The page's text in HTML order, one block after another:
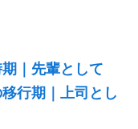
｜先輩として
行期｜上司とし